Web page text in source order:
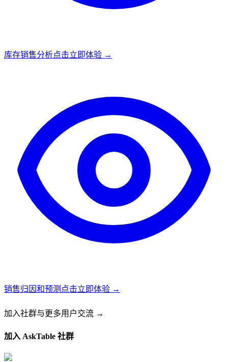
库存销售分析点击立即体验 →
销售归因和预测 点击立即体验 →
加入社群与更多用户交流 →
加入 AskTable 社群